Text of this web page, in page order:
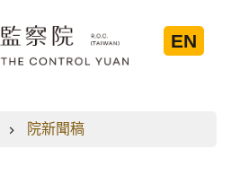
EN
院新聞稿